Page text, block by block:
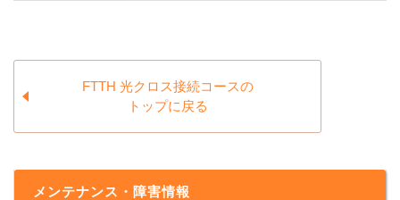
FTTH 光クロス接続コースの
トップに戻る
メンテナンス・障害情報